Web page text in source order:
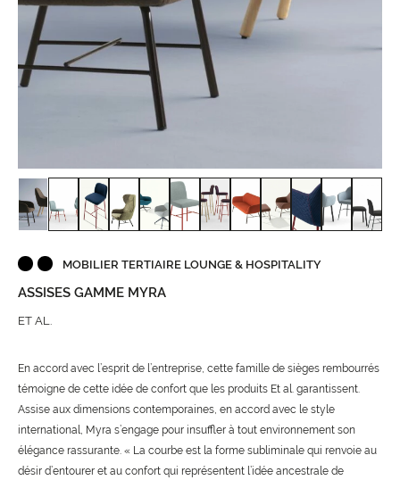
MOBILIER TERTIAIRE LOUNGE & HOSPITALITY
ASSISES GAMME MYRA
ET AL.
En accord avec l’esprit de l’entreprise, cette famille de sièges rembourrés
témoigne de cette idée de confort que les produits Et al. garantissent.
Assise aux dimensions contemporaines, en accord avec le style
international, Myra s’engage pour insuffler à tout environnement son
élégance rassurante. « La courbe est la forme subliminale qui renvoie au
désir d’entourer et au confort qui représentent l’idée ancestrale de